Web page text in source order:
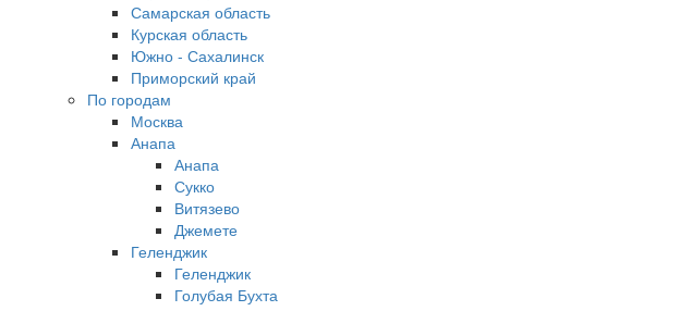
Самарская область
Курская область
Южно - Сахалинск
Приморский край
По городам
Москва
Анапа
Анапа
Сукко
Витязево
Джемете
Геленджик
Геленджик
Голубая Бухта